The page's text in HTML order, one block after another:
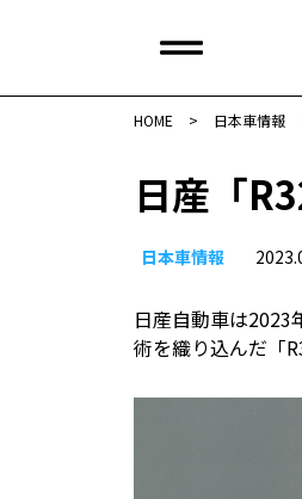
HOME > 日本車情報​
日産「
日本車情報​
日産自動車は2023
術を織り込んだ「